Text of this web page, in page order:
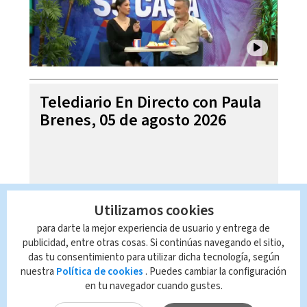
Telediario En Directo con Paula
Brenes, 05 de agosto 2026
Utilizamos cookies
para darte la mejor experiencia de usuario y entrega de
publicidad, entre otras cosas. Si continúas navegando el sitio,
das tu consentimiento para utilizar dicha tecnología, según
nuestra Política de cookies . Puedes cambiar la configuración
en tu navegador cuando gustes.